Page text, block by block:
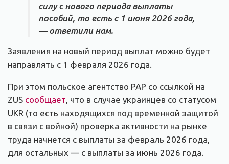
силу с нового периода выплаты
пособий, то есть с 1 июня 2026 года,
— ответили нам.
Заявления на новый период выплат можно будет
направлять с 1 февраля 2026 года.
При этом польское агентство PAP со ссылкой на
ZUS сообщает, что в случае украинцев со статусом
UKR (то есть находящихся под временной защитой
в связи с войной) проверка активности на рынке
труда начнется с выплаты за февраль 2026 года,
для остальных — с выплаты за июнь 2026 года.